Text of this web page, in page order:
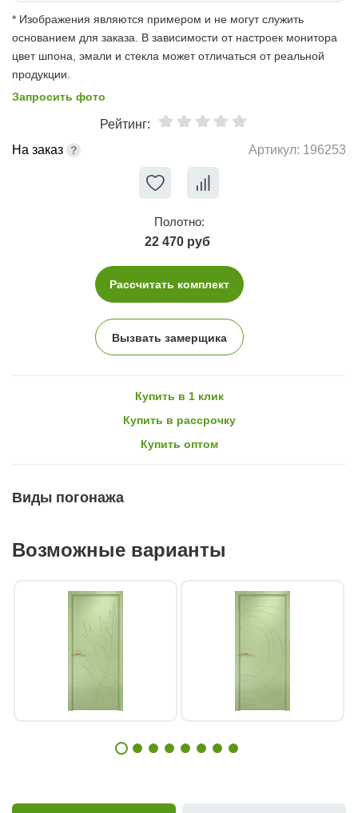
* Изображения являются примером и не могут служить
основанием для заказа. В зависимости от настроек монитора
цвет шпона, эмали и стекла может отличаться от реальной
продукции.
Запросить фото
Рейтинг:
На заказ
Артикул: 196253
Полотно:
22 470 руб
Рассчитать комплект
Вызвать замерщика
Купить в 1 клик
Купить в рассрочку
Купить оптом
Виды погонажа
Возможные варианты